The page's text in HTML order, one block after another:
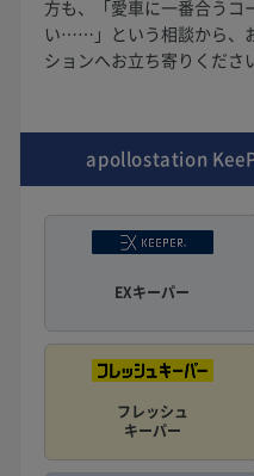
方も、「愛車に一番合うコ
い……」という相談から、
ションへお立ち寄りくださ
apollostation
EXキーパー
フレッシュ
キーパー